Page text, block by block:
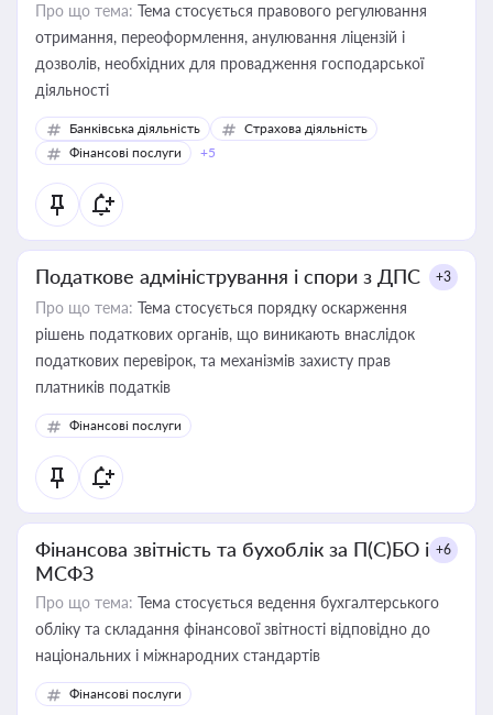
Про що тема: Тема стосується правового регулювання
отримання, переоформлення, анулювання ліцензій і
дозволів, необхідних для провадження господарської
діяльності
Банківська діяльність
Страхова діяльність
Фінансові послуги
+5
Податкове адміністрування і спори з ДПС +3
Про що тема: Тема стосується порядку оскарження
рішень податкових органів, що виникають внаслідок
податкових перевірок, та механізмів захисту прав
платників податків
Фінансові послуги
Фінансова звітність та бухоблік за П(С)БО і
МСФЗ
+6
Про що тема: Тема стосується ведення бухгалтерського
обліку та складання фінансової звітності відповідно до
національних і міжнародних стандартів
Фінансові послуги